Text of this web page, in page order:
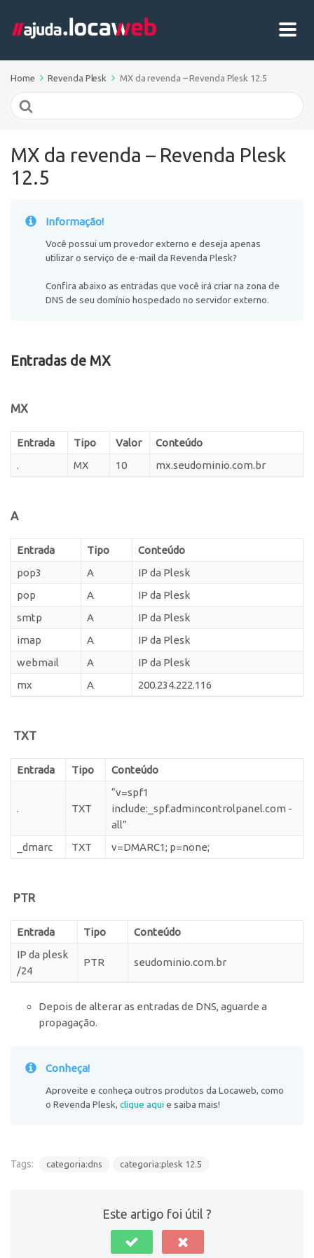
Home Revenda Plesk MX da revenda – Revenda Plesk 12.5
Search
For
MX da revenda – Revenda Plesk
12.5
Informação!
Você possui um provedor externo e deseja apenas
utilizar o serviço de e-mail da Revenda Plesk?
Confira abaixo as entradas que você irá criar na zona de
DNS de seu domínio hospedado no servidor externo.
Entradas de MX
MX
Entrada Tipo Valor
Conteúdo
.
MX 10 mx.seudominio.com.br
A
Entrada Tipo
Conteúdo
pop3
A
IP da Plesk
pop
A
IP da Plesk
smtp
A
IP da Plesk
imap
A
IP da Plesk
webmail
A
IP da Plesk
mx
A 200.234.222.116
TXT
Entrada Tipo Conteúdo
. TXT
“v=spf1
include:_spf.admincontrolpanel.com -
all”
_dmarc
TXT v=DMARC1; p=none;
PTR
Entrada Tipo
Conteúdo
IP da plesk
/24
PTR seudominio.com.br
Depois de alterar as entradas de DNS, aguarde a
propagação.
Conheça!
Aproveite e conheça outros produtos da Locaweb, como
o Revenda Plesk, clique aqui e saiba mais!
Tags: categoria:dns categoria:plesk 12.5
Este artigo foi útil ?